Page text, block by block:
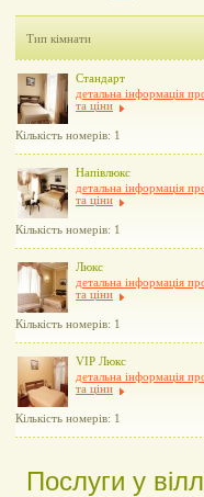
Тип кімнати
Стандарт
детальна інформація
та ціни
Кількість номерів: 1
Напівлюкс
детальна інформація
та ціни
Кількість номерів: 1
Люкс
детальна інформація
та ціни
Кількість номерів: 1
VIP Люкс
детальна інформація
та ціни
Кількість номерів: 1
Послуги у